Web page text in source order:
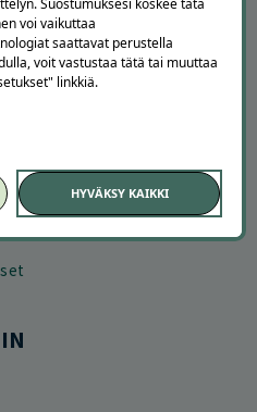
voi vaikuttaa
saattavat perustella
voit vastustaa tätä tai muuttaa
linkkiä.
HYVÄKSY KAIKKI